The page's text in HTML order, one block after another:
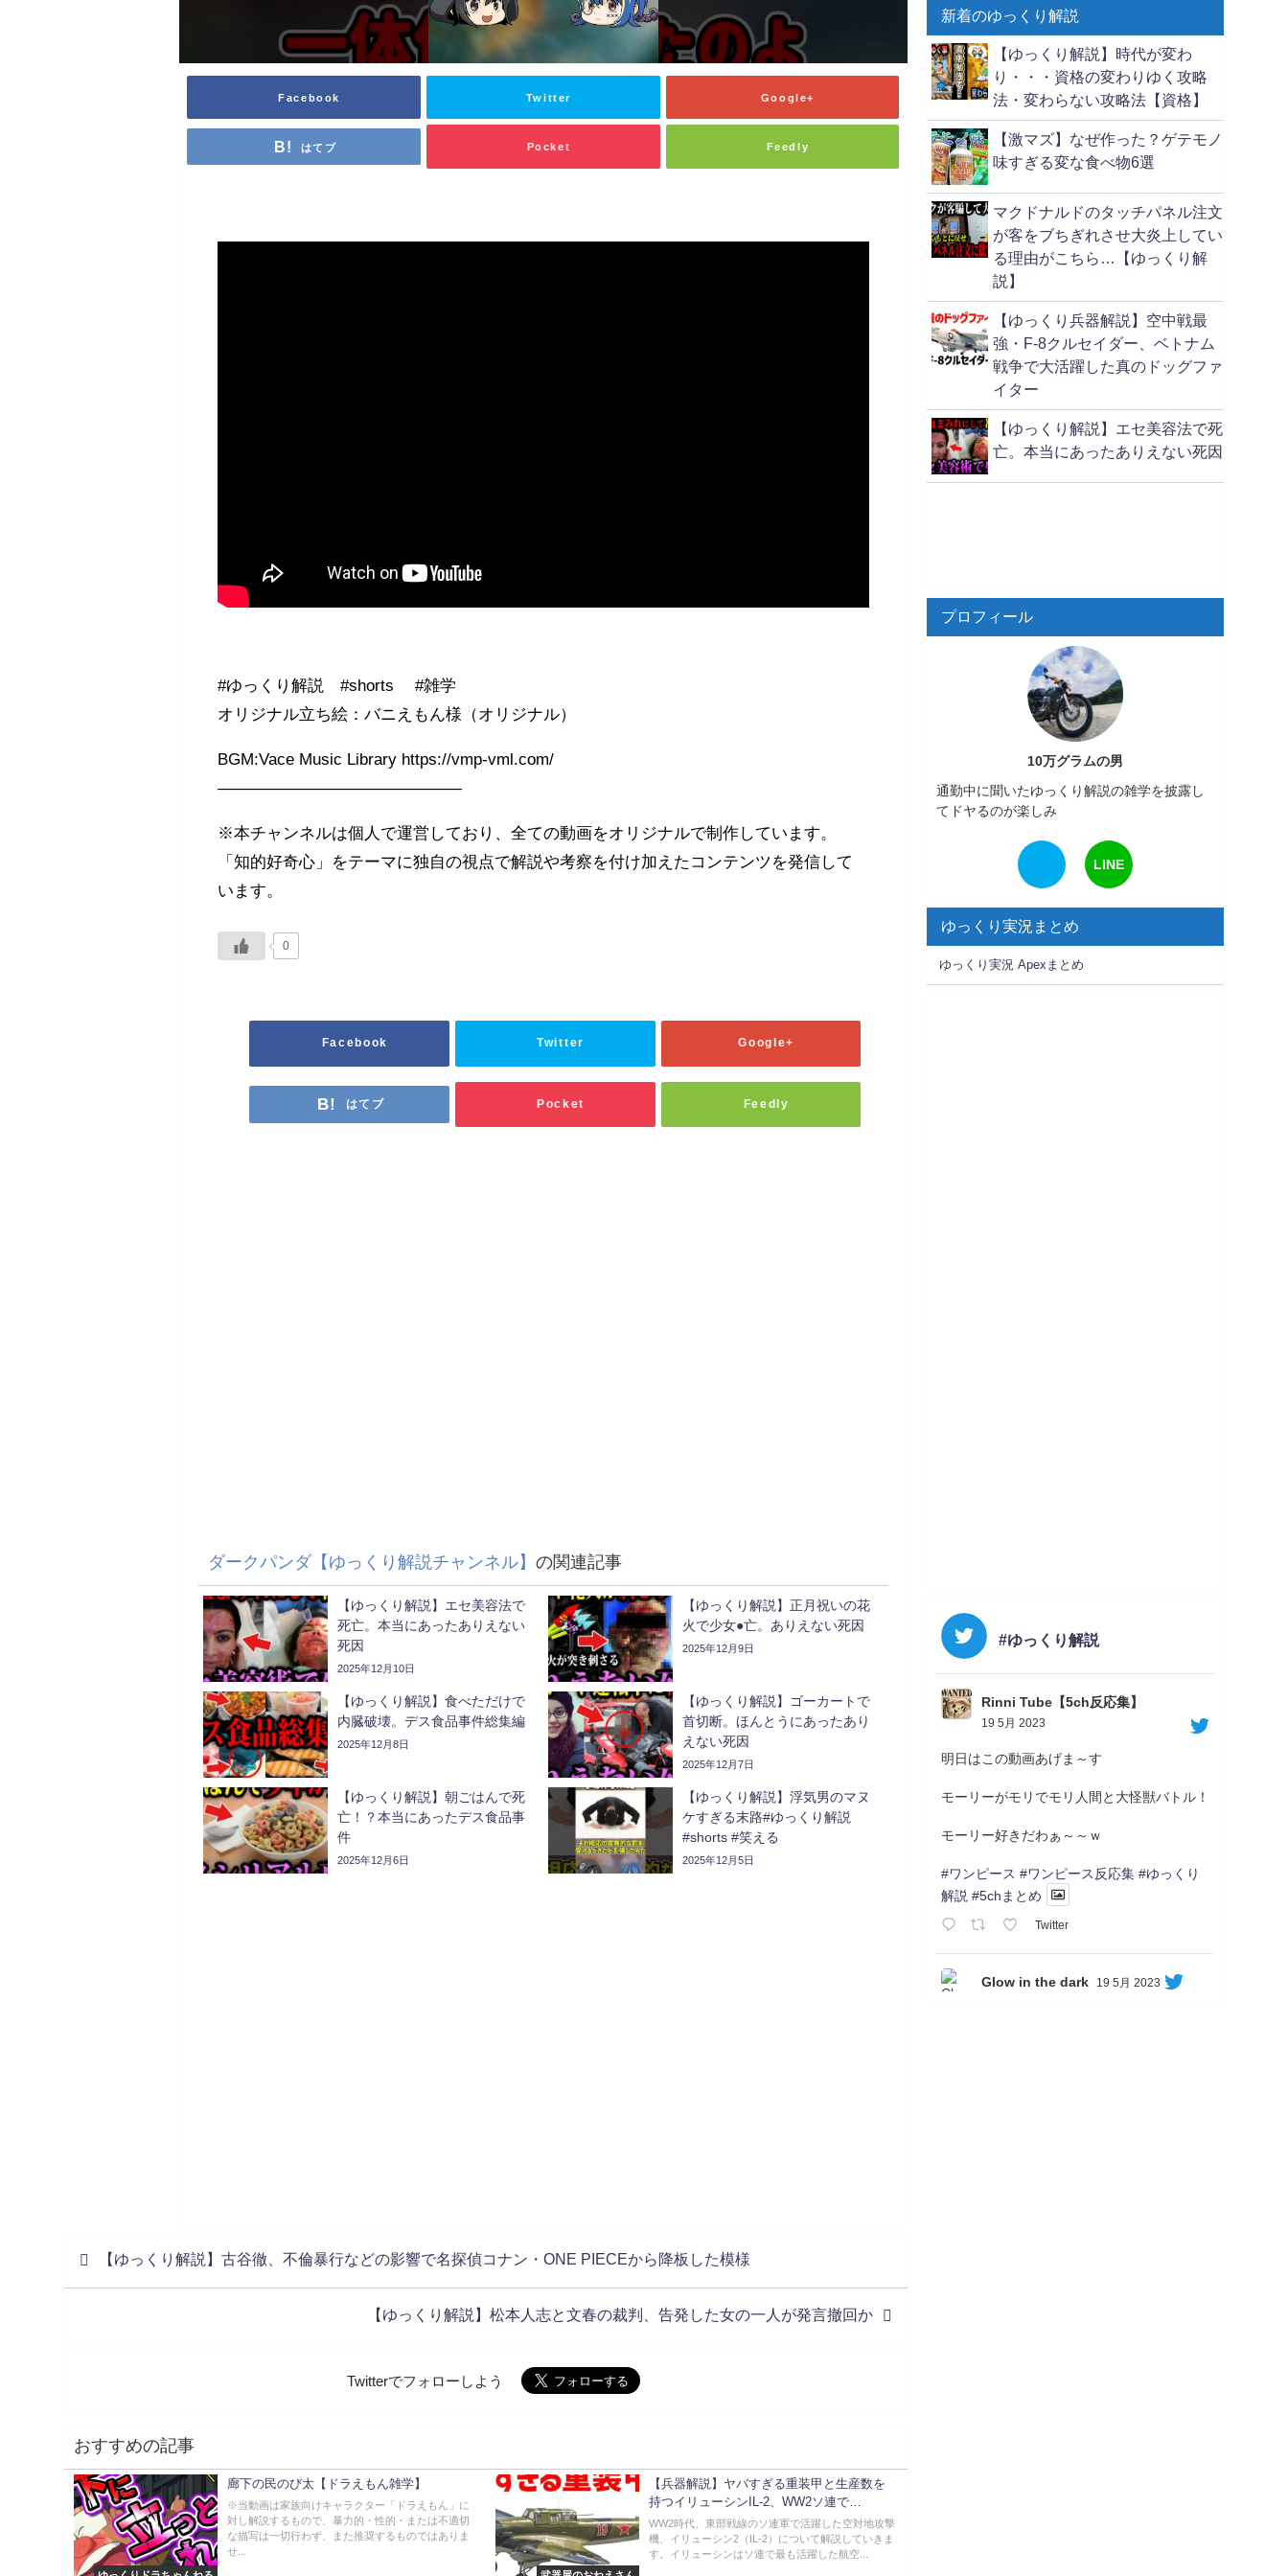
Facebook Twitter Google+
はてブ Pocket Feedly
#ゆっくり解説 #shorts #雑学
オリジナル立ち絵：バニえもん様（オリジナル）
BGM:Vace Music Library https://vmp-vml.com/
———————————————
※本チャンネルは個人で運営しており、全ての動画をオリジナルで制作しています。
「知的好奇心」をテーマに独自の視点で解説や考察を付け加えたコンテンツを発信して
います。
0
Facebook Twitter Google+
はてブ Pocket Feedly
ダークパンダ【ゆっくり解説チャンネル】の関連記事
【ゆっくり解説】エセ美容法で
死亡。本当にあったありえない
死因
2025年12月10日
【ゆっくり解説】正月祝いの花
火で少女●亡。ありえない死因
2025年12月9日
【ゆっくり解説】食べただけで
内臓破壊。デス食品事件総集編
2025年12月8日
【ゆっくり解説】ゴーカートで
首切断。ほんとうにあったあり
えない死因
2025年12月7日
【ゆっくり解説】朝ごはんで死
亡！？本当にあったデス食品事
件
2025年12月6日
【ゆっくり解説】浮気男のマヌ
ケすぎる末路#ゆっくり解説
#shorts #笑える
2025年12月5日
【ゆっくり解説】古谷徹、不倫暴行などの影響で名探偵コナン・ONE PIECEから降板した模様
【ゆっくり解説】松本人志と文春の裁判、告発した女の一人が発言撤回か
Twitterでフォローしよう
おすすめの記事
廊下の民のび太【ドラえもん雑学】
※当動画は家族向けキャラクター「ドラえもん」に
対し解説するもので、暴力的・性的・または不適切
な描写は一切行わず、また推奨するものではありま
せ...
【兵器解説】ヤバすぎる重装甲と生産数を
持つイリューシンIL-2、WW2ソ連で…
WW2時代、東部戦線のソ連軍で活躍した空対地攻撃
機、イリューシン2（IL-2）について解説していきま
す。イリューシンはソ連で最も活躍した航空...
新着のゆっくり解説
【ゆっくり解説】時代が変わ
り・・・資格の変わりゆく攻略
法・変わらない攻略法【資格】
【激マズ】なぜ作った？ゲテモノ
味すぎる変な食べ物6選
マクドナルドのタッチパネル注文
が客をブちぎれさせ大炎上してい
る理由がこちら…【ゆっくり解
説】
【ゆっくり兵器解説】空中戦最
強・F-8クルセイダー、ベトナム
戦争で大活躍した真のドッグファ
イター
【ゆっくり解説】エセ美容法で死
亡。本当にあったありえない死因
プロフィール
10万グラムの男
通勤中に聞いたゆっくり解説の雑学を披露し
てドヤるのが楽しみ
LINE
ゆっくり実況まとめ
ゆっくり実況 Apexまとめ
#ゆっくり解説
Rinni Tube【5ch反応集】
19 5月 2023
明日はこの動画あげま～す
モーリーがモリでモリ人間と大怪獣バトル！
モーリー好きだわぁ～～ｗ
#ワンピース #ワンピース反応集 #ゆっくり
解説 #5chまとめ
Twitter
Glow in the dark 19 5月 2023